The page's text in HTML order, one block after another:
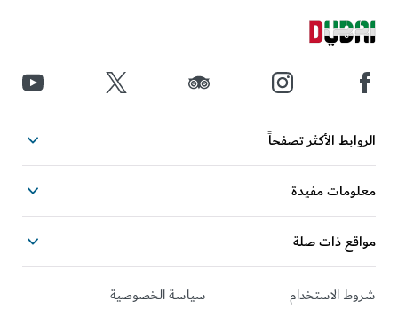
الروابط الأكثر تصفحاً
معلومات مفيدة
مواقع ذات صلة
شروط الاستخدام
سياسة الخصوصية